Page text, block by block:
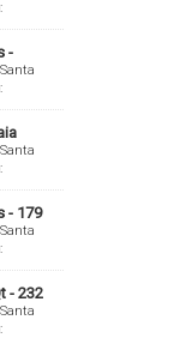
,
-
-
.00m² ,
- 179
,
- 232